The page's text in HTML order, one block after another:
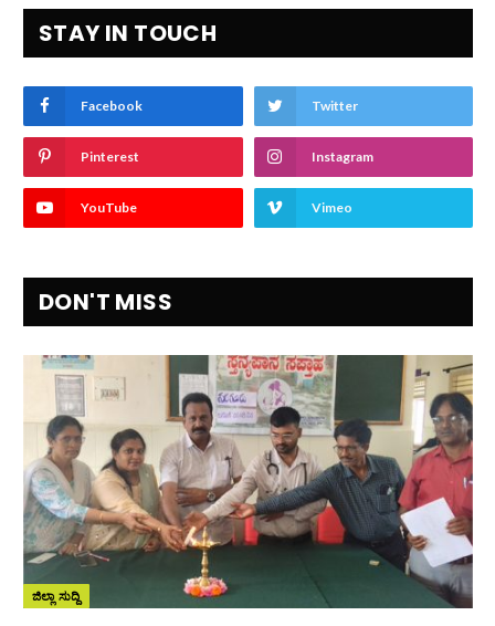
STAY IN TOUCH
Facebook Twitter
Pinterest Instagram
YouTube Vimeo
DON'T MISS
ಜಿಲ್ಲಾ ಸುದ್ದಿ